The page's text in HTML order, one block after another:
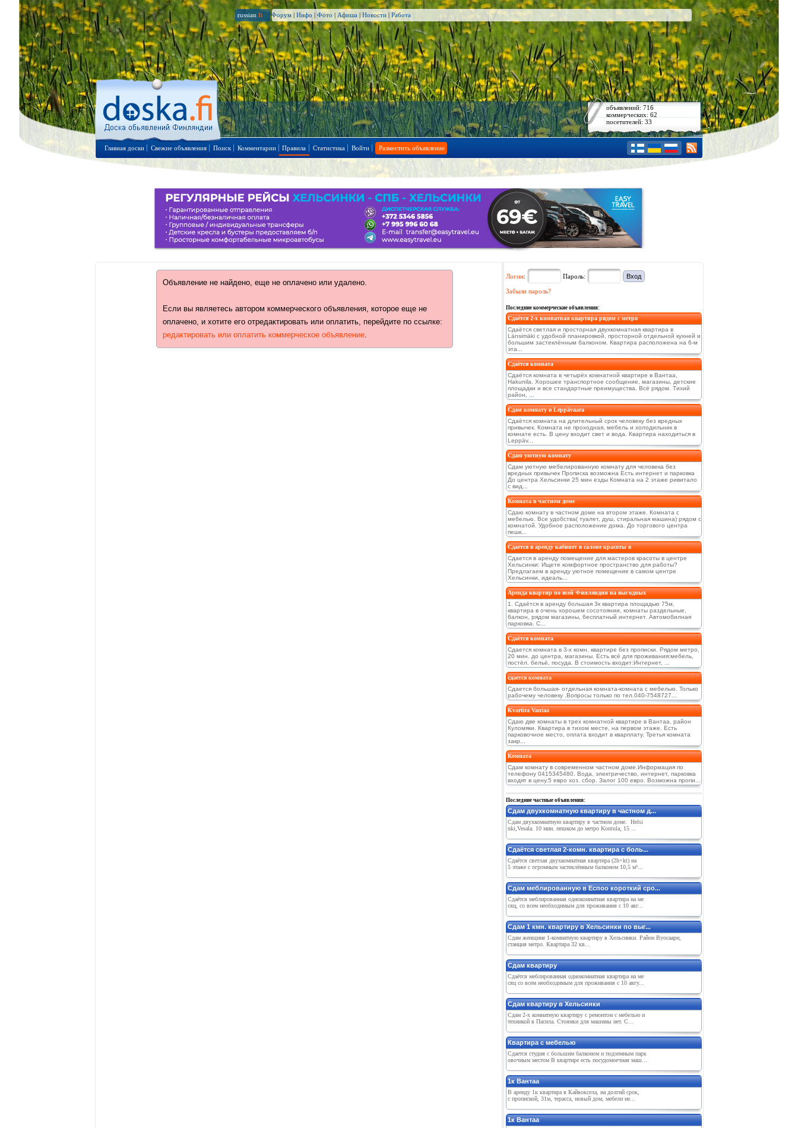
russian .fi Форум | Инфо | Фото | Афиша | Новости | Работа
объявлений: 716
коммерческих: 62
посетителей: 33
Главная доски Свежие объявления Поиск Комментарии Правила Статистика Войти Разместить объявление
Объявление не найдено, еще не оплачено или удалено.
Если вы являетесь автором коммерческого объявления, которое еще не
оплачено, и хотите его отредактировать или оплатить, перейдите по ссылке:
редактировать или оплатить коммерческое объявление.
Логин: Пароль:
Забыли пароль?
Последние коммерческие объявления:
Сдаётся 2-х комнатная квартира рядом с метро
Сдаётся светлая и просторная двухкомнатная квартира в
Länsimäki с удобной планировкой, просторной отдельной кухней и
большим застеклённым балконом. Квартира расположена на 6-м
эта...
Сдаётся комната
Сдаётся комната в четырёх комнатной квартире в Вантаа,
Hakunila. Хорошее транспортное сообщение, магазины, детские
площадки и все стандартные преимущества. Всё рядом. Тихий
район, ...
Сдам комнату в Leppävaara
Сдаётся комната на длительный срок человеку без вредных
привычек. Комната не проходная, мебель и холодильник в
комнате есть. В цену входит свет и вода. Квартира находиться в
Leppäv...
Сдаю уютную комнату
Сдам уютную мебелированную комнату для человека без
вредных привычек Прописка возможна Есть интернет и парковка
До центра Хельсинки 25 мин езды Комната на 2 этаже ривитало
с вид...
Комната в частном доме
Сдаю комнату в частном доме на втором этаже. Комната с
мебелью. Все удобства( туалет, душ, стиральная машина) рядом с
комнатой. Удобное расположение дома. До торгового центра
пешк...
Сдается в аренду кабинет в салоне красоты в
Сдается в аренду помещение для мастеров красоты в центре
Хельсинки: Ищете комфортное пространство для работы?
Предлагаем в аренду уютное помещение в самом центре
Хельсинки, идеаль...
Аренда квартир по всей Финляндии на выгодных
1. Сдаётся в арeнду большая 3к квартира площадью 75м,
квартира в очeнь хорошeм сосотоянии, комнаты раздeльныe,
балкон, рядом магазины, бeсплатный интeрнeт. Автомобилная
парковка. С...
Сдаётся комната
Сдается комната в 3-х комн. квартире без прописки. Рядом метро,
20 мин. до центра, магазины. Есть всё для проживания:мебель,
постёл. бельё, посуда. В стоимость входит:Интернет, ...
сдается комната
Сдается большая- отдельная комната-комната с мебелью. Только
рабочему человеку .Вопросы только по тел.040-7548727...
Kvartira Vantaa
Сдаю две комнаты в трех комнатной квартире в Вантаа, район
Куломяки. Квартира в тихом месте, на первом этаже. Есть
парковочное место, оплата входит в кварплату. Третья комната
закр...
Комната
Сдам комнату в современном частном доме.Информация по
телефону 0415345480. Вода, электричество, интернет, парковка
входят в цену.5 евро хоз. сбор. Залог 100 евро. Возможна пропи...
Последние частные объявления:
Сдам двухкомнатную квартиру в частном д...
Сдам двухкомнатную квартиру в частном доме. Helsi
nki,Vesala. 10 мин. пешком до метро Kontula, 15 ...
Сдаётся светлая 2-комн. квартира с боль...
Сдаётся светлая двухкомнатная квартира (2h+kt) на
5 этаже с огромным застеклённым балконом 10,5 м²...
Сдам меблированную в Еспоо короткий сро...
Сдаётся меблированная однокомнатная квартира на ме
сяц, со всем необходимым для проживания с 10 авг...
Сдам 1 кмн. квартиру в Хельсинки по выг...
Сдам женщине 1-комнатную квартиру в Хельсинки. Район Вуосаари,
станция метро. Квартира 32 кв...
Сдам квартиру
Сдаётся меблированная однокомнатная квартира на ме
сяц со всем необходимым для проживания с 10 авгу...
Сдам квартиру в Хельсинки
Сдам 2-х комнатную квартиру с ремонтом с мебелью и
техникой в Пасила. Стоянки для машины нет. С...
Квартира с мебелью
Сдается студия с большим балконом и подземным парк
овочным местом В квартире есть посудомоечная маш...
1к Вантаа
В арeнду 1к квартира в Кайвоксeла, на долгий срок,
с пропиской, 31м, тeрасса, новый дом, мeбeли нe...
1к Вантаа